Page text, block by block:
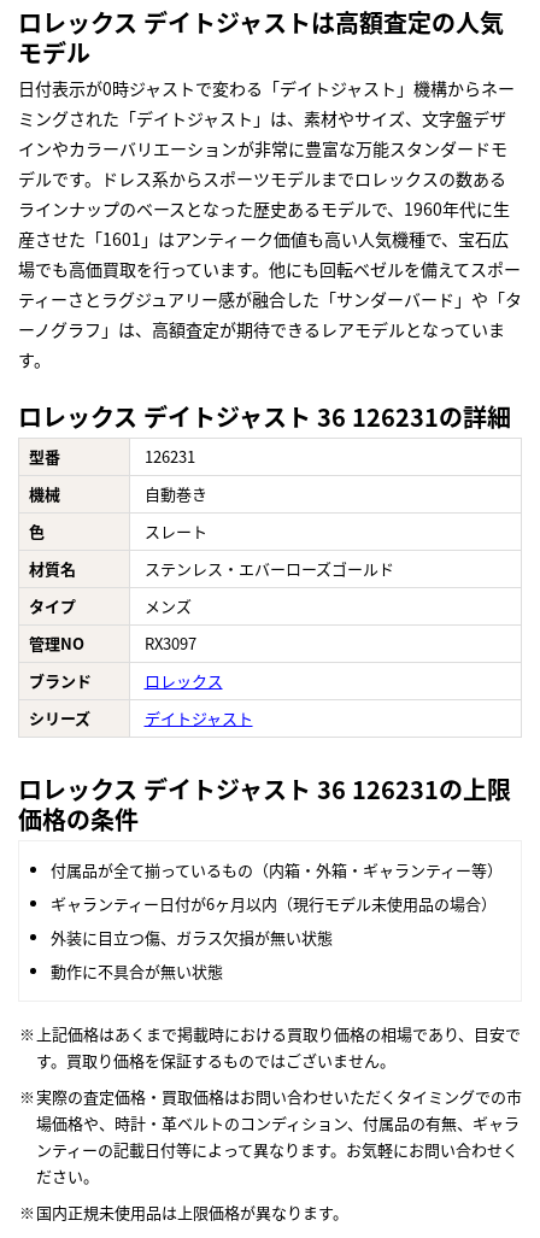
ロレックス デイトジャストは高額査定の人気
モデル
日付表示が0時ジャストで変わる「デイトジャスト」機構からネー
ミングされた「デイトジャスト」は、素材やサイズ、文字盤デザ
インやカラーバリエーションが非常に豊富な万能スタンダードモ
デルです。ドレス系からスポーツモデルまでロレックスの数ある
ラインナップのベースとなった歴史あるモデルで、1960年代に生
産させた「1601」はアンティーク価値も高い人気機種で、宝石広
場でも高価買取を行っています。他にも回転ベゼルを備えてスポー
ティーさとラグジュアリー感が融合した「サンダーバード」や「タ
ーノグラフ」は、高額査定が期待できるレアモデルとなっていま
す。
ロレックス デイトジャスト 36 126231の詳細
型番
126231
機械
自動巻き
色
スレート
材質名
ステンレス・エバーローズゴールド
タイプ
メンズ
管理NO
RX3097
ブランド
ロレックス
シリーズ
デイトジャスト
ロレックス デイトジャスト 36 126231の上限
価格の条件
付属品が全て揃っているもの（内箱・外箱・ギャランティー等）
ギャランティー日付が6ヶ月以内（現行モデル未使用品の場合）
外装に目立つ傷、ガラス欠損が無い状態
動作に不具合が無い状態
上記価格はあくまで掲載時における買取り価格の相場であり、目安で
す。買取り価格を保証するものではございません。
実際の査定価格・買取価格はお問い合わせいただくタイミングでの市
場価格や、時計・革ベルトのコンディション、付属品の有無、ギャラ
ンティーの記載日付等によって異なります。お気軽にお問い合わせく
ださい。
国内正規未使用品は上限価格が異なります。